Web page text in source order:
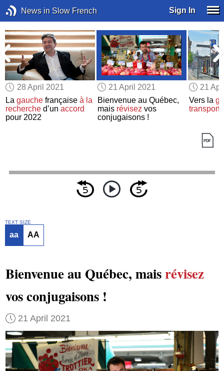
News in Slow French Sign In
28 April 2021
Lagauche françaiseà la
recherche d’unaccord
pour 2022
21 April 2021
Bienvenue au Québec,
mais révisezvos
conjugaisons !
21
Vers la
TEXT SIZE
aa AA
Bienvenue au Québec, maisrévisez
vos conjugaisons !
21 April 2021